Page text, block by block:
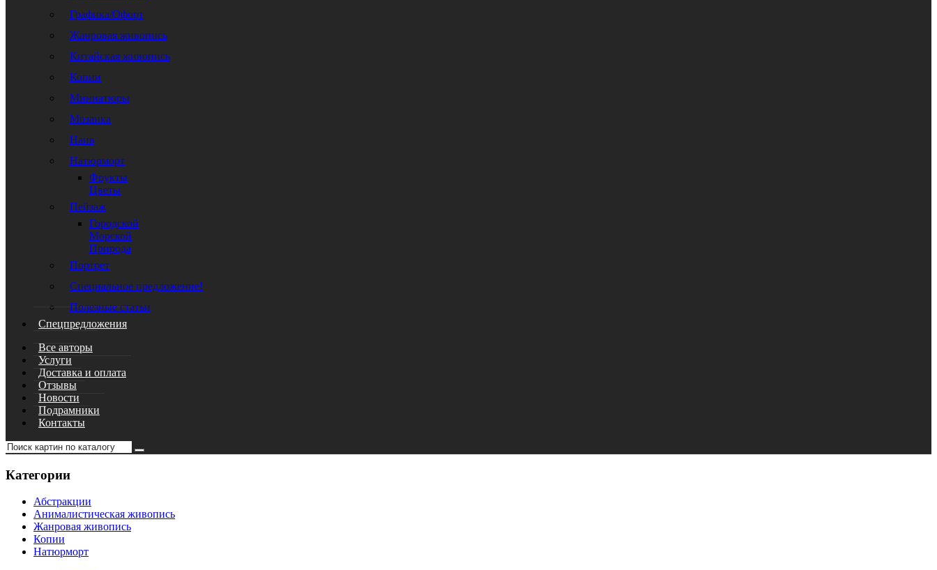
Графика/Офорт
Жанровая живопись
Китайская живопись
Копии
Миниатюры
Мозаика
Наив
Натюрморт
Фрукты
Цветы
Пейзаж
Городской
Морской
Природа
Портрет
Специальное предложение!
Полезные статьи
Спецпредложения
Все авторы
Услуги
Доставка и оплата
Отзывы
Новости
Подрамники
Контакты
Категории
Абстракции
Анималистическая живопись
Жанровая живопись
Копии
Натюрморт